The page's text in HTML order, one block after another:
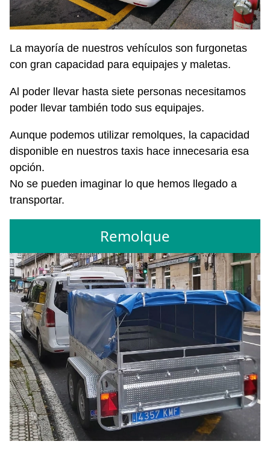
La mayoría de nuestros vehículos son furgonetas
con gran capacidad para equipajes y maletas.
Al poder llevar hasta siete personas necesitamos
poder llevar también todo sus equipajes.
Aunque podemos utilizar remolques, la capacidad
disponible en nuestros taxis hace innecesaria esa
opción.
No se pueden imaginar lo que hemos llegado a
transportar.
Remolque